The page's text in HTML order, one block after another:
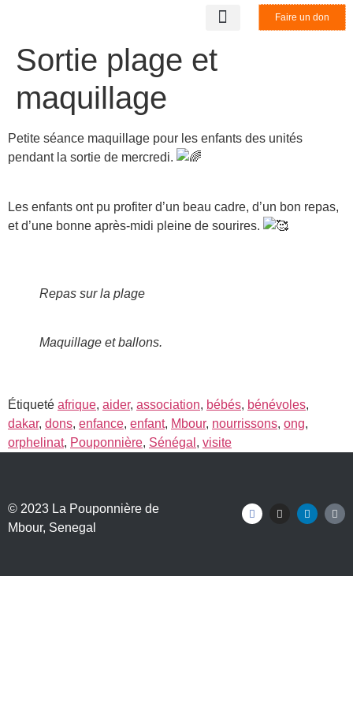
Faire un don
Sortie plage et
maquillage
Petite séance maquillage pour les enfants des unités
pendant la sortie de mercredi.
Les enfants ont pu profiter d’un beau cadre, d’un bon repas,
et d’une bonne après-midi pleine de sourires.
Repas sur la plage
Maquillage et ballons.
Étiqueté afrique, aider, association, bébés, bénévoles,
dakar, dons, enfance, enfant, Mbour, nourrissons, ong,
orphelinat, Pouponnière, Sénégal , visite
© 2023 La Pouponnière de
Mbour, Senegal